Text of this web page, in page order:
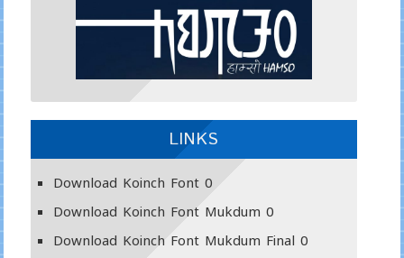
LINKS
Download Koinch Font0
Download Koinch Font Mukdum 0
Download Koinch Font Mukdum Final 0